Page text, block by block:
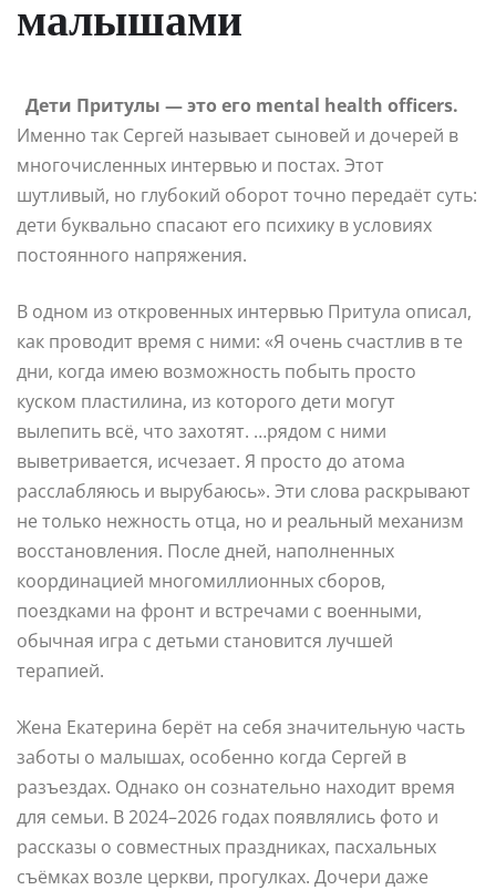
малышами
Дети Притулы — это его mental health officers.
Именно так Сергей называет сыновей и дочерей в
многочисленных интервью и постах. Этот
шутливый, но глубокий оборот точно передаёт суть:
дети буквально спасают его психику в условиях
постоянного напряжения.
В одном из откровенных интервью Притула описал,
как проводит время с ними: «Я очень счастлив в те
дни, когда имею возможность побыть просто
куском пластилина, из которого дети могут
вылепить всё, что захотят. …рядом с ними
выветривается, исчезает. Я просто до атома
расслабляюсь и вырубаюсь». Эти слова раскрывают
не только нежность отца, но и реальный механизм
восстановления. После дней, наполненных
координацией многомиллионных сборов,
поездками на фронт и встречами с военными,
обычная игра с детьми становится лучшей
терапией.
Жена Екатерина берёт на себя значительную часть
заботы о малышах, особенно когда Сергей в
разъездах. Однако он сознательно находит время
для семьи. В 2024–2026 годах появлялись фото и
рассказы о совместных праздниках, пасхальных
съёмках возле церкви, прогулках. Дочери даже